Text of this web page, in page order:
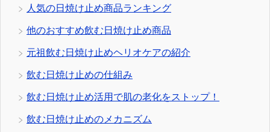
人気の日焼け止め商品ランキング
他のおすすめ飲む日焼け止め商品
元祖飲む日焼け止めヘリオケアの紹介
飲む日焼け止めの仕組み
飲む日焼け止め活用で肌の老化をストップ！
飲む日焼け止めのメカニズム